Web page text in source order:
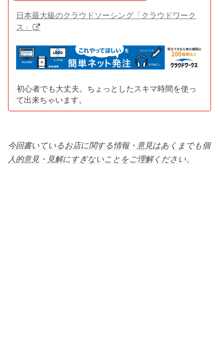
日本最大級のクラウドソーシング「クラウドワーク
ス」
初心者でも大丈夫。ちょっとしたスキマ時間を使っ
て出来ちゃいます。
今回書いているお店に関する情報・意見はあくまでも個
人的意見・見解にすぎないことをご理解ください。